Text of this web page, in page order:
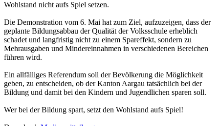
Wohlstand nicht aufs Spiel setzen.
Die Demonstration vom 6. Mai hat zum Ziel, aufzuzeigen, dass der
geplante Bildungsabbau der Qualität der Volksschule erheblich
schadet und langfristig nicht zu einem Spareffekt, sondern zu
Mehrausgaben und Mindereinnahmen in verschiedenen Bereichen
führen wird.
Ein allfälliges Referendum soll der Bevölkerung die Möglichkeit
geben, zu entscheiden, ob der Kanton Aargau tatsächlich bei der
Bildung und damit bei den Kindern und Jugendlichen sparen soll.
Wer bei der Bildung spart, setzt den Wohlstand aufs Spiel!